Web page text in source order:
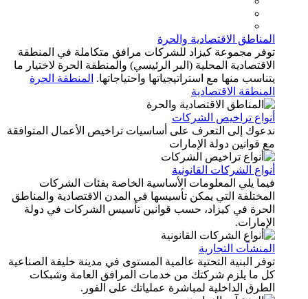
المناطق الاقتصادية والحرة
توفر مجموعة كيزاد للشركات مرافق متكاملة في المنطقة
الاقتصادية المحلية (البر الرئيسي) والمنطقة الحرة لاختيار ما
يتناسب منها مع استراتيجياتها واحتياجاتها.المنطقة الحرة
المنطقة الاقتصادية
أنواع تراخيص الشركات
ندعوك إلى التعرف على أساسيات تراخيص الأعمال المتوافقة
مع قوانين دولة الإمارات
أنواع الشركات القانونية
فيما يلي المعلومات الأساسية الخاصة بفئات الشركات
المختلفة التي يمكن تأسيسها في المدن الاقتصادية والمناطق
الحرة في كيزاد، حسب قوانين تأسيس الشركات في دولة
الإمارات.
المنشآت التجارية
توفر البنية التحتية عالمية المستوى في مدينة خليفة الصناعية
كل ما يلزم شركتك من خدمات المرافق العامة وشبكات
الطرق الداخلية لمباشرة عملياتك على الفور.